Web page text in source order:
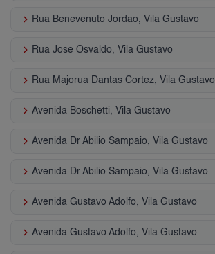
keyboard_arrow_right Rua Benevenuto Jordao, Vila Gustavo
keyboard_arrow_right Rua Jose Osvaldo, Vila Gustavo
keyboard_arrow_right Rua Majorua Dantas Cortez, Vila Gustavo
keyboard_arrow_right Avenida Boschetti, Vila Gustavo
keyboard_arrow_right Avenida Dr Abilio Sampaio, Vila Gustavo
keyboard_arrow_right Avenida Dr Abilio Sampaio, Vila Gustavo
keyboard_arrow_right Avenida Gustavo Adolfo, Vila Gustavo
keyboard_arrow_right Avenida Gustavo Adolfo, Vila Gustavo